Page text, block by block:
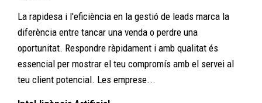
La rapidesa i l'eficiència en la gestió de leads marca la
diferència entre tancar una venda o perdre una
oportunitat. Respondre ràpidament i amb qualitat és
essencial per mostrar el teu compromís amb el servei al
teu client potencial. Les emprese...